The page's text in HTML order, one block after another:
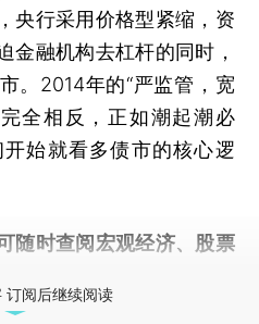
央行采用价格型紧缩，资
金融机构去杠杆的同时，
。2014年的“严监管，宽
全相反，正如潮起潮必
始就看多债市的核心逻
随时查阅宏观经济、股票
订阅后继续阅读